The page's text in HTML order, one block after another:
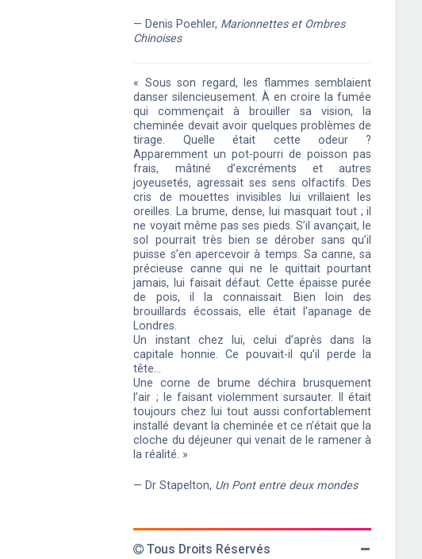
— Denis Poehler, Marionnettes et Ombres
Chinoises
« Sous son regard, les flammes semblaient
danser silencieusement. À en croire la fumée
qui commençait à brouiller sa vision, la
cheminée devait avoir quelques problèmes de
tirage. Quelle était cette odeur ?
Apparemment un pot-pourri de poisson pas
frais, mâtiné d’excréments et autres
joyeusetés, agressait ses sens olfactifs. Des
cris de mouettes invisibles lui vrillaient les
oreilles. La brume, dense, lui masquait tout ; il
ne voyait même pas ses pieds. S’il avançait, le
sol pourrait très bien se dérober sans qu’il
puisse s’en apercevoir à temps. Sa canne, sa
précieuse canne qui ne le quittait pourtant
jamais, lui faisait défaut. Cette épaisse purée
de pois, il la connaissait. Bien loin des
brouillards écossais, elle était l’apanage de
Londres.
Un instant chez lui, celui d’après dans la
capitale honnie. Ce pouvait-il qu’il perde la
tête…
Une corne de brume déchira brusquement
l’air ; le faisant violemment sursauter. Il était
toujours chez lui tout aussi confortablement
installé devant la cheminée et ce n’était que la
cloche du déjeuner qui venait de le ramener à
la réalité. »
— Dr Stapelton, Un Pont entre deux mondes
Tous Droits Réservés